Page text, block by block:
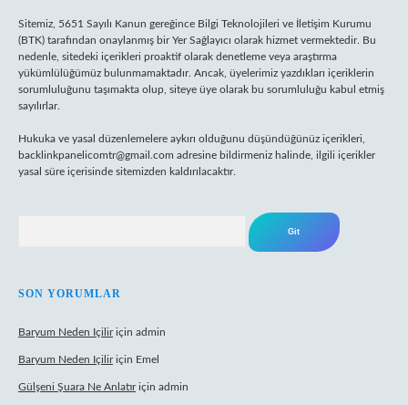
Sitemiz, 5651 Sayılı Kanun gereğince Bilgi Teknolojileri ve İletişim Kurumu
(BTK) tarafından onaylanmış bir Yer Sağlayıcı olarak hizmet vermektedir. Bu
nedenle, sitedeki içerikleri proaktif olarak denetleme veya araştırma
yükümlülüğümüz bulunmamaktadır. Ancak, üyelerimiz yazdıkları içeriklerin
sorumluluğunu taşımakta olup, siteye üye olarak bu sorumluluğu kabul etmiş
sayılırlar.
Hukuka ve yasal düzenlemelere aykırı olduğunu düşündüğünüz içerikleri,
backlinkpanelicomtr@gmail.com adresine bildirmeniz halinde, ilgili içerikler
yasal süre içerisinde sitemizden kaldırılacaktır.
SON YORUMLAR
Baryum Neden Içiliriçin admin
Baryum Neden Içiliriçin Emel
Gülşeni Şuara Ne Anlatıriçin admin